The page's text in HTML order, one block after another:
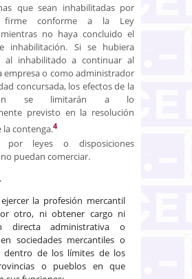
que sean inhabilitadas por
firme conforme a la Ley
no haya concluido el
inhabilitación. Si se hubiera
al inhabilitado a continuar al
empresa o como administrador
concursada, los efectos de la
se limitarán a lo
previsto en la resolución
la contenga.4
por leyes o disposiciones
puedan comerciar.
la profesión mercantil
otro, ni obtener cargo ni
directa administrativa o
sociedades mercantiles o
dentro de los límites de los
o pueblos en que